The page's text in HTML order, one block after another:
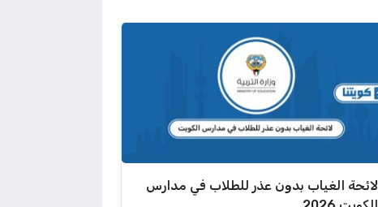
لائحة الغياب بدون عذر للطلاب في مدارس